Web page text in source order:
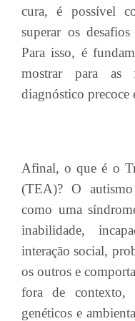
cura, é possível
superar os
Para isso, é
mostrar para as
diagnóstico precoce
Afinal, o que é o
(TEA)? O
como uma
inabilidade,
interação social,
os outros e
fora de contexto,
genéticos e